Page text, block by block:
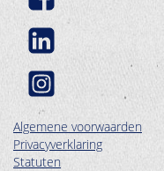
Algemene voorwaarden
Privacyverklaring
Statuten